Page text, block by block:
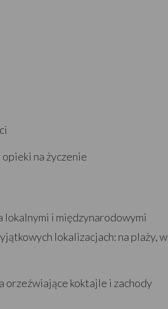
na życzenie
lokalnymi i międzynarodowymi
lokalizacjach: na plaży, w
orzeźwiające koktajle i zachody